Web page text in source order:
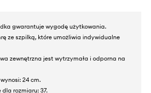
gwarantuje wygodę użytkowania.
ze szpilką, które umożliwia indywidualne
zewnętrzna jest wytrzymała i odporna na
24 cm.
rozmiaru: 37.